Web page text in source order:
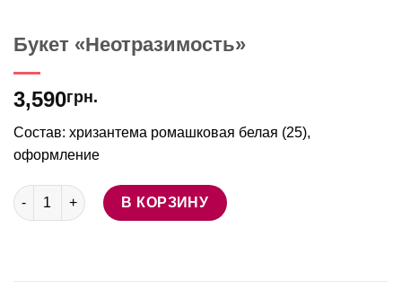
Букет «Неотразимость»
3,590грн.
Состав: хризантема ромашковая белая (25),
оформление
Количество товара Букет "Неотразимость"
В КОРЗИНУ